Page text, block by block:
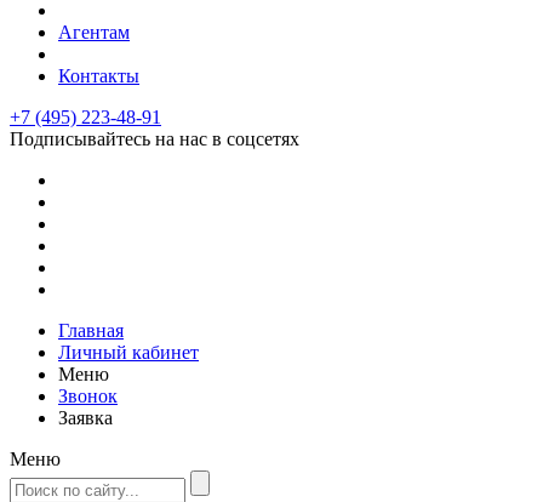
Агентам
Контакты
+7 (495) 223-48-91
Подписывайтесь на нас в соцсетях
Главная
Личный кабинет
Меню
Звонок
Заявка
Меню